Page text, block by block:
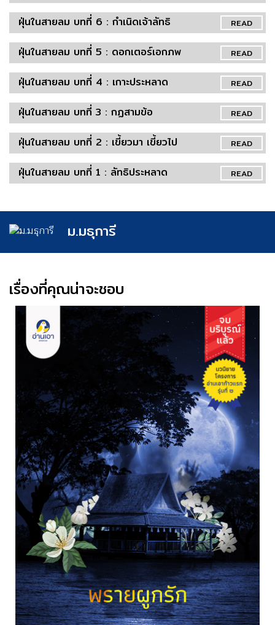
READ
ฝุ่นในสายลม บทที่ 6 : กำเนิดเจ้าลัทธิ
READ
ฝุ่นในสายลม บทที่ 5 : ดอกเตอร์เอกภพ
READ
ฝุ่นในสายลม บทที่ 4 : เกาะประหลาด
READ
ฝุ่นในสายลม บทที่ 3 : กฏสามข้อ
READ
ฝุ่นในสายลม บทที่ 2 : เขี้ยวมา เขี้ยวไป
READ
ฝุ่นในสายลม บทที่ 1 : ลัทธิประหลาด
ม.มธุการี
เรื่องที่คุณน่าจะชอบ